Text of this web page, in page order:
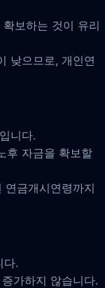
보하는 것이 유리
낮으므로, 개인연
니다.
후 자금을 확보할
금개시연령까지
다.
가하지 않습니다.